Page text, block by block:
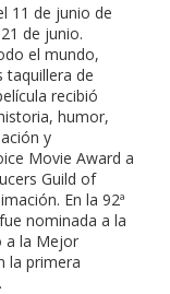
11 de junio de
de junio.
el mundo,
taquillera de
recibió
humor,
y
Movie Award a
Guild of
En la 92ª
nominada a la
a la Mejor
la primera